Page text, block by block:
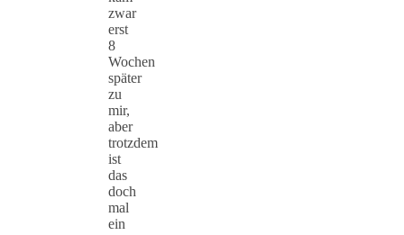
zwar
erst
8
Wochen
später
zu
mir,
aber
trotzdem
ist
das
doch
mal
ein